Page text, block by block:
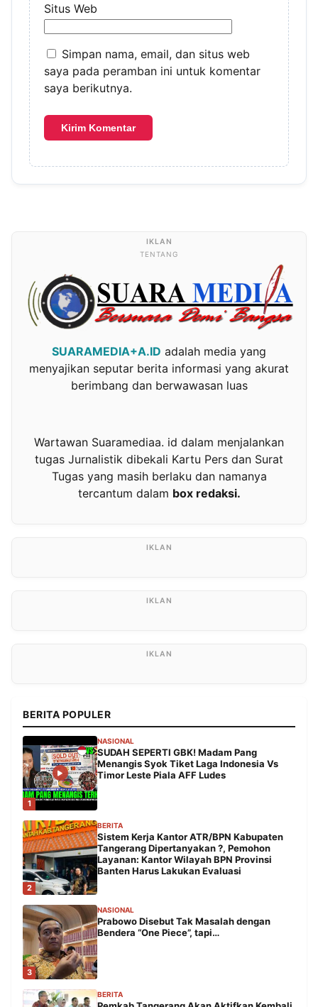
Situs Web
Simpan nama, email, dan situs web
saya pada peramban ini untuk komentar
saya berikutnya.
TENTANG
SUARAMEDIA+A.ID adalah media yang
menyajikan seputar berita informasi yang akurat
berimbang dan berwawasan luas
Wartawan Suaramediaa. id dalam menjalankan
tugas Jurnalistik dibekali Kartu Pers dan Surat
Tugas yang masih berlaku dan namanya
tercantum dalam box redaksi.
BERITA POPULER
1
NASIONAL
SUDAH SEPERTI GBK! Madam Pang
Menangis Syok Tiket Laga Indonesia Vs
Timor Leste Piala AFF Ludes
2
BERITA
Sistem Kerja Kantor ATR/BPN Kabupaten
Tangerang Dipertanyakan ?, Pemohon
Layanan: Kantor Wilayah BPN Provinsi
Banten Harus Lakukan Evaluasi
3
NASIONAL
Prabowo Disebut Tak Masalah dengan
Bendera “One Piece”, tapi…
BERITA